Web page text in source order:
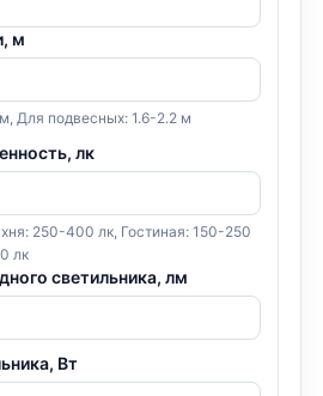
м
Для подвесных: 1.6-2.2 м
лк
250-400 лк, Гостиная: 150-250
лк
светильника, лм
Вт